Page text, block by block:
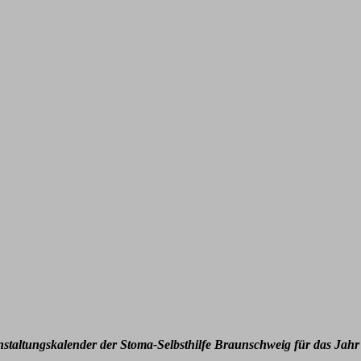
der Stoma-Selbsthilfe Braunschweig für das